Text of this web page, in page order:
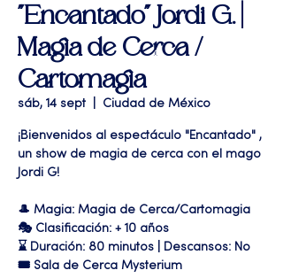
"Encantado" Jordi G. |
Magia de Cerca /
Cartomagia
sáb, 14 sept Ciudad de México
¡Bienvenidos al espectáculo "Encantado" ,
un show de magia de cerca con el mago
Jordi G!
🎩 Magia: Magia de Cerca/Cartomagia
🎭 Clasificación: + 10 años
⌛ Duración: 80 minutos | Descansos: No
🎟 Sala de Cerca Mysterium